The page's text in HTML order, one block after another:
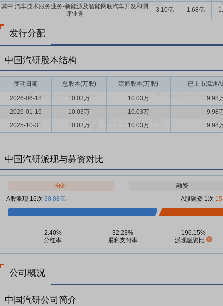
其中:汽车技术服务业务-新能源及智能网联汽车开发和测
评业务
3.10亿 1.68亿
发行分配
中国汽研股本结构
变动日期 总股本(万股) 流通股本(万股) 已上市流通A
2026-06-18 10.03万 10.03万
9.98
2026-01-16
10.03万 10.03万
9.98
2025-10-31
10.03万 10.03万 9.98
中国汽研派现与募资对比
分红
融资
A股派现 16次 30.88亿 A股融资 1次
2.40%
分红率
32.23%
股利支付率
196.15%
派现融资比
公司概况
中国汽研公司简介